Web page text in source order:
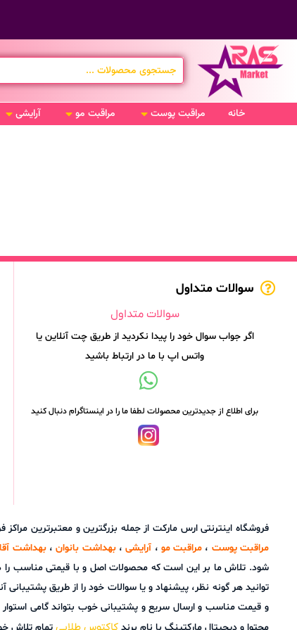
خانه مراقبت پوست مراقبت مو آرایشی
سوالات متداول
سوالات متداول
اگر جواب سوال خود را پیدا نکردید از طریق چت آنلاین یا
واتس اپ با ما در ارتباط باشید
برای اطلاع از جدیدترین محصولات لطفا ما را در اینستاگرام دنبال کنید
فروشگاه اینترنتی ارس مارکت از جمله بزرگترین و معتبرترین
مراقبت پوست ، مراقبت مو ، آرایشی،بهداشت بانوان،بهداشت
شود. تلاش ما بر این است که محصولات اصل و با قیمتی مناسب را
و قیمت مناسب و ارسال سریع و پشتیبانی خوب بتواند گامی
کاکتوس طلایی